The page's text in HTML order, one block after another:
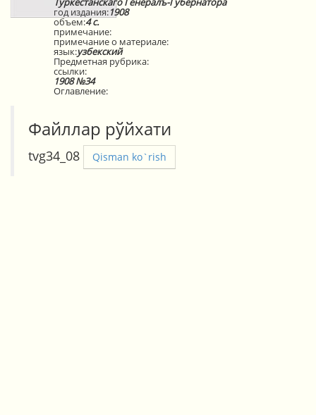
год издания:1908
объем:4 с.
примечание:
примечание о материале:
язык:узбекский
Предметная рубрика:
ссылки:
1908 №34
Оглавление:
Файллар рўйхати
tvg34_08 Qisman ko`rish